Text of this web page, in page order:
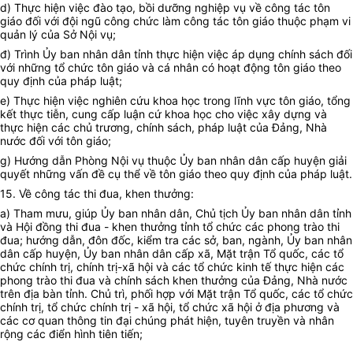
d) Thực hiện việc đào tạo, bồi dưỡng nghiệp vụ về công tác tôn
giáo đối với đội ngũ công chức làm công tác tôn giáo thuộc phạm vi
quản lý của Sở Nội vụ;
đ) Trình Ủy ban nhân dân tỉnh thực hiện việc áp dụng chính sách đối
với những tổ chức tôn giáo và cá nhân có hoạt động tôn giáo theo
quy định của pháp luật;
e) Thực hiện việc nghiên cứu khoa học trong lĩnh vực tôn giáo, tổng
kết thực tiễn, cung cấp luận cứ khoa học cho việc xây dựng và
thực hiện các chủ trương, chính sách, pháp luật của Đảng, Nhà
nước đối với tôn giáo;
g) Hướng dẫn Phòng Nội vụ thuộc Ủy ban nhân dân cấp huyện giải
quyết những vấn đề cụ thể về tôn giáo theo quy định của pháp luật.
15. Về công tác thi đua, khen thưởng:
a) Tham mưu, giúp Ủy ban nhân dân, Chủ tịch Ủy ban nhân dân tỉnh
và Hội đồng thi đua - khen thưởng tỉnh tổ chức các phong trào thi
đua; hướng dẫn, đôn đốc, kiểm tra các sở, ban, ngành, Ủy ban nhân
dân cấp huyện, Ủy ban nhân dân cấp xã, Mặt trận Tổ quốc, các tổ
chức chính trị, chính trị-xã hội và các tổ chức kinh tế thực hiện các
phong trào thi đua và chính sách khen thưởng của Đảng, Nhà nước
trên địa bàn tỉnh. Chủ trì, phối hợp với Mặt trận Tổ quốc, các tổ chức
chính trị, tổ chức chính trị - xã hội, tổ chức xã hội ở địa phương và
các cơ quan thông tin đại chúng phát hiện, tuyên truyền và nhân
rộng các điển hình tiên tiến;